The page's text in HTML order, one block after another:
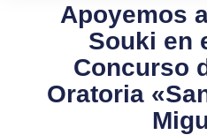
Apoyemos
Souki en
Concurso
Oratoria